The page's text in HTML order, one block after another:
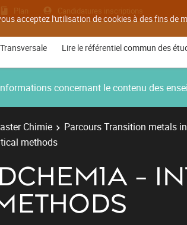
acceptez l'utilisation de cookies à des fins de
Plan Candidatures inscriptions
Lire le référentiel commun des
concernant le contenu des
Chimie
Parcours Transition metals
methods
-